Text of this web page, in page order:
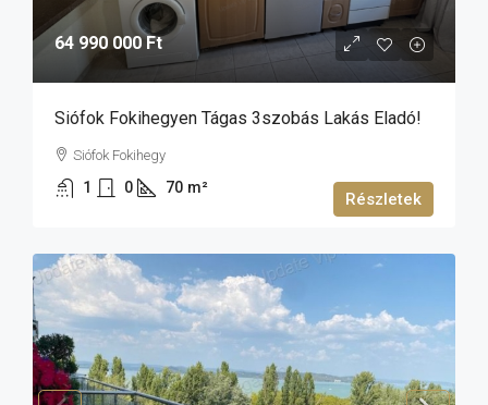
64 990 000 Ft
Siófok Fokihegyen Tágas 3szobás Lakás Eladó!
Siófok Fokihegy
1 0 70 m²
Részletek